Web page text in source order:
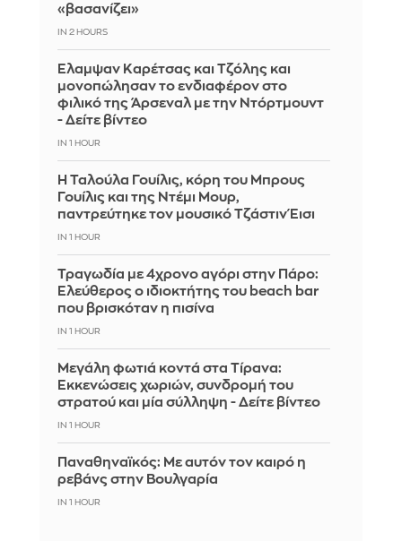
«βασανίζει»
IN 2 HOURS
Έλαμψαν Καρέτσας και Τζόλης και
μονοπώλησαν το ενδιαφέρον στο
φιλικό της Άρσεναλ με την Ντόρτμουντ
- Δείτε βίντεο
IN 1 HOUR
Η Ταλούλα Γουίλις, κόρη του Μπρους
Γουίλις και της Ντέμι Μουρ,
παντρεύτηκε τον μουσικό Τζάστιν Έισι
IN 1 HOUR
Τραγωδία με 4χρονο αγόρι στην Πάρο:
Ελεύθερος ο ιδιοκτήτης του beach bar
που βρισκόταν η πισίνα
IN 1 HOUR
Μεγάλη φωτιά κοντά στα Τίρανα:
Εκκενώσεις χωριών, συνδρομή του
στρατού και μία σύλληψη - Δείτε βίντεο
IN 1 HOUR
Παναθηναϊκός: Με αυτόν τον καιρό η
ρεβάνς στην Βουλγαρία
IN 1 HOUR